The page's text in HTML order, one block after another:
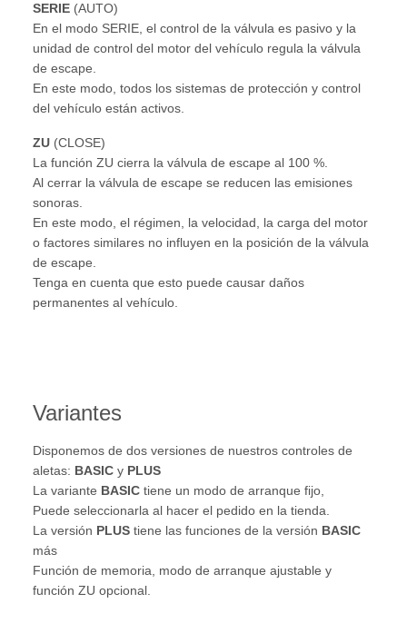
SERIE (AUTO)
En el modo SERIE, el control de la válvula es pasivo y la
unidad de control del motor del vehículo regula la válvula
de escape.
En este modo, todos los sistemas de protección y control
del vehículo están activos.
ZU (CLOSE)
La función ZU cierra la válvula de escape al 100 %.
Al cerrar la válvula de escape se reducen las emisiones
sonoras.
En este modo, el régimen, la velocidad, la carga del motor
o factores similares no influyen en la posición de la válvula
de escape.
Tenga en cuenta que esto puede causar daños
permanentes al vehículo.
Variantes
Disponemos de dos versiones de nuestros controles de
aletas: BASIC y PLUS
La variante BASIC tiene un modo de arranque fijo,
Puede seleccionarla al hacer el pedido en la tienda.
La versión PLUS tiene las funciones de la versión BASIC
más
Función de memoria, modo de arranque ajustable y
función ZU opcional.